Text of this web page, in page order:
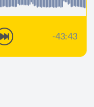
-43:43